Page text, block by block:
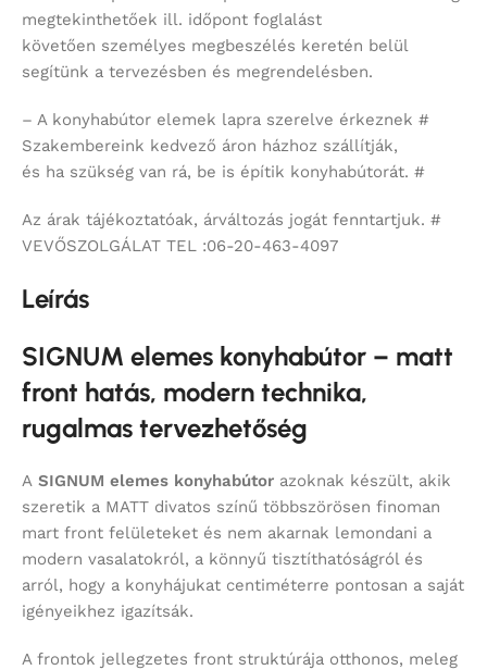
megtekinthetőek ill. időpont foglalást
követően személyes megbeszélés keretén belül
segítünk a tervezésben és megrendelésben.
– A konyhabútor elemek lapra szerelve érkeznek #
Szakembereink kedvező áron házhoz szállítják,
és ha szükség van rá, be is építik konyhabútorát. #
Az árak tájékoztatóak, árváltozás jogát fenntartjuk. #
VEVŐSZOLGÁLAT TEL :06-20-463-4097
Leírás
SIGNUM elemes konyhabútor – matt
front hatás, modern technika,
rugalmas tervezhetőség
A SIGNUM elemes konyhabútor azoknak készült, akik
szeretik a MATT divatos színű többszörösen finoman
mart front felületeket és nem akarnak lemondani a
modern vasalatokról, a könnyű tisztíthatóságról és
arról, hogy a konyhájukat centiméterre pontosan a saját
igényeikhez igazítsák.
A frontok jellegzetes front struktúrája otthonos, meleg